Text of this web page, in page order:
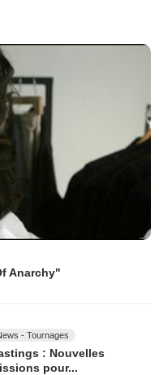
Anarchy"
- Tournages
: Nouvelles
pour...